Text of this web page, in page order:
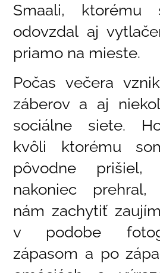
Smaali, ktorému
odovzdal aj
priamo na mieste.
Počas večera
záberov a aj
sociálne siete.
kvôli ktorému
pôvodne prišiel,
nakoniec
nám zachytiť
v podobe
zápasom a po